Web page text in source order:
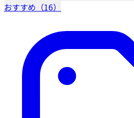
おすすめ（16）